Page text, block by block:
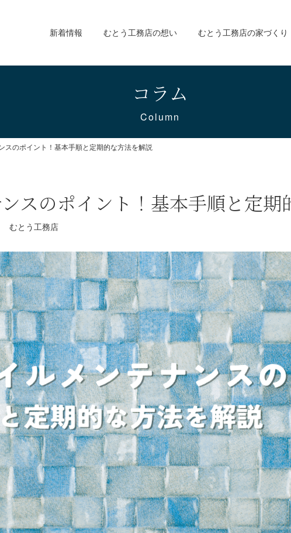
新着情報 むとう工務店の想い むとう工務店の家づくり
コラム
Column
スのポイント！基本手順と定期的な方法を解説
スのポイント！基本手順と定期
むとう工務店